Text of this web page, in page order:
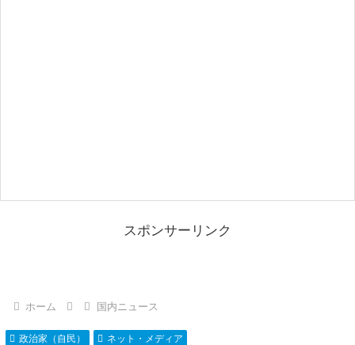
スポンサーリンク
ホーム 国内ニュース
政治家（自民） ネット・メディア